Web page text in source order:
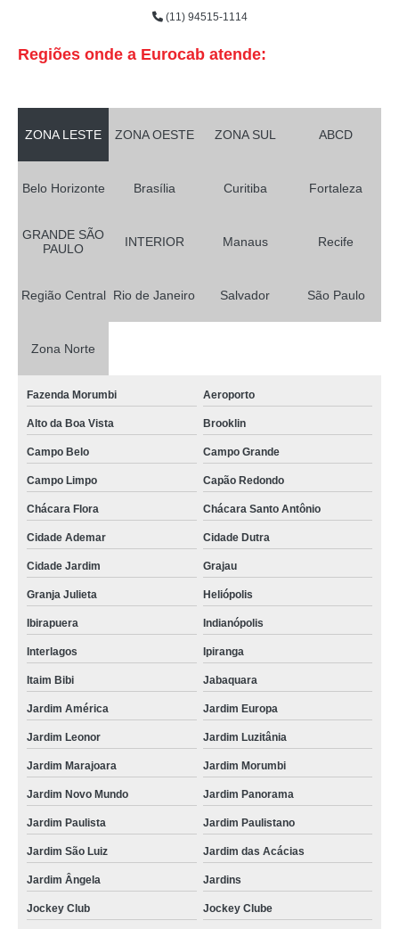
(11) 94515-1114
Regiões onde a Eurocab atende:
ZONA LESTE ZONA OESTE ZONA SUL ABCD
Belo Horizonte Brasília Curitiba Fortaleza
GRANDE SÃO
PAULO
INTERIOR Manaus Recife
Região Central Rio de Janeiro Salvador São Paulo
Zona Norte
Fazenda Morumbi Aeroporto
Alto da Boa Vista Brooklin
Campo Belo Campo Grande
Campo Limpo Capão Redondo
Chácara Flora Chácara Santo Antônio
Cidade Ademar Cidade Dutra
Cidade Jardim Grajau
Granja Julieta Heliópolis
Ibirapuera Indianópolis
Interlagos Ipiranga
Itaim Bibi Jabaquara
Jardim América Jardim Europa
Jardim Leonor Jardim Luzitânia
Jardim Marajoara Jardim Morumbi
Jardim Novo Mundo Jardim Panorama
Jardim Paulista Jardim Paulistano
Jardim São Luiz Jardim das Acácias
Jardim Ângela Jardins
Jockey Club Jockey Clube